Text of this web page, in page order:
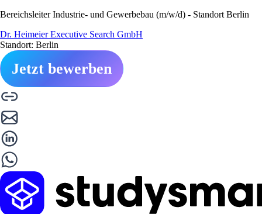
Bereichsleiter Industrie- und Gewerbebau (m/w/d) - Standort Berlin
Dr. Heimeier Executive Search GmbH
Standort: Berlin
Jetzt bewerben